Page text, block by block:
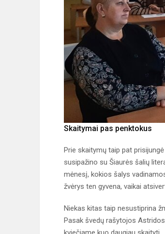
Skaitymai pas penktokus
Prie skaitymų taip pat
susipažino su Šiaurės šalių
mėnesį, kokios šalys
žvėrys ten gyvena, vaikai
Niekas kitas taip nesustiprina
Pasak švedų rašytojos